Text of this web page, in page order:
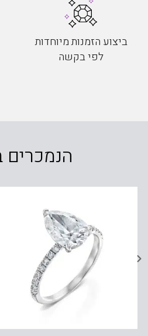
ביצוע הזמנות מיוחדות
לפי בקשה
הנמכרים